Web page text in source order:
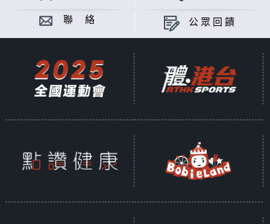
聯 絡 公眾回饋